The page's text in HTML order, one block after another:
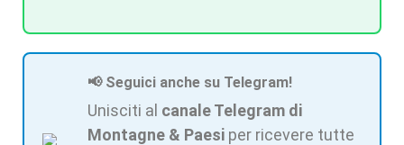
📢 Seguici anche su Telegram!
Unisciti al canale Telegram di
Montagne & Paesi per ricevere tutte